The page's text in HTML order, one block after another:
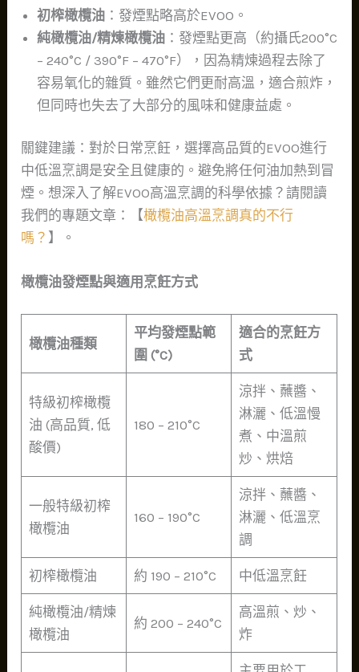
初榨橄欖油 ：發煙點略高於EVOO。
純橄欖油/精煉橄欖油 ：發煙點更高（約攝氏200°C
– 240°C / 390°F – 470°F），因為精煉過程去除了
容易氧化的雜質。雖然它們更耐高溫，適合煎炸，
但同時也失去了大部分的風味和健康益處。
關鍵建議：對於日常烹飪，選擇高品質的EVOO進行
中低溫烹調是安全且健康的。避免將任何油加熱到冒
煙。想深入了解EVOO高溫烹調的科學依據？請閱讀
我們的專題文章：【橄欖油高溫烹調真的不行
嗎？ 】。
橄欖油發煙點與適用烹飪方式
橄欖油種類
平均發煙點範
圍 (°C)
適合的烹飪方
式
特級初榨橄欖
油 (高品質, 低
酸價)
180 – 210°C
涼拌、蘸醬、
淋灑、低溫慢
煮、中溫煎
炒、烘焙
一般特級初榨
橄欖油
160 – 190°C
涼拌、蘸醬、
淋灑、低溫烹
調
初榨橄欖油 約 190 – 210°C 中低溫烹飪
純橄欖油/精煉
橄欖油
約 200 – 240°C
高溫煎、炒、
炸